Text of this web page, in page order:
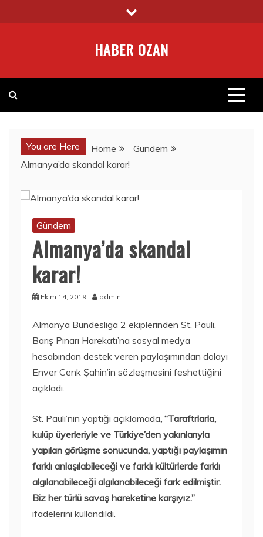
to
HABER OZAN
You are Here Home
Gündem
Almanya’da skandal karar!
Gündem
Almanya’da skandal
karar!
Ekim 14, 2019 admin
Almanya Bundesliga 2 ekiplerinden St. Pauli,
Barış Pınarı Harekatı’na sosyal medya
hesabından destek veren paylaşımından dolayı
Enver Cenk Şahin’in sözleşmesini feshettiğini
açıkladı.
St. Pauli’nin yaptığı açıklamada, “Taraftrlarla,
kulüp üyerleriyle ve Türkiye’den yakınlarıyla
yapılan görüşme sonucunda, yaptığı paylaşımın
farklı anlaşılabileceği ve farklı kültürlerde farklı
algılanabileceği algılanabileceği fark edilmiştir.
Biz her türlü savaş hareketine karşıyız.”
ifadelerini kullandıldı.